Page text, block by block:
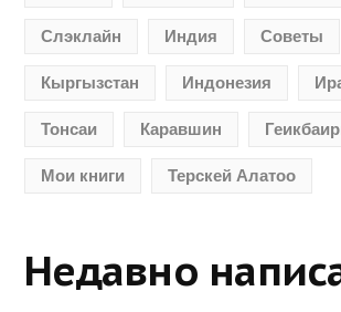
Слэклайн Индия Советы
Кыргызстан Индонезия
Тонсаи Каравшин
Мои книги Терскей Алатоо
Недавно